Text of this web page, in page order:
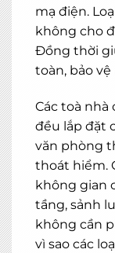
mạ điện.
không cho
Đồng thời
toàn, bảo vệ
Các toà nhà
đều lắp đặt
văn phòng
thoát hiểm.
không gian
tầng, sảnh
không cần
vì sao các